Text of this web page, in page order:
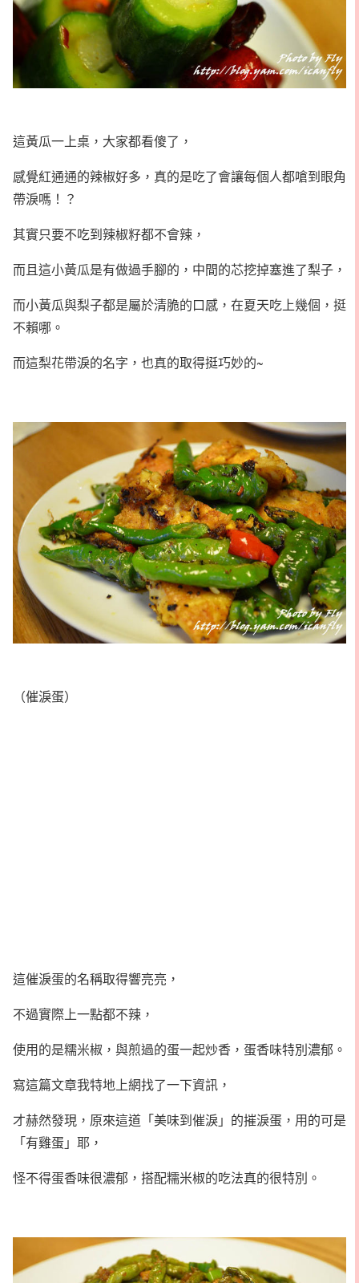
這黃瓜一上桌，大家都看傻了，
感覺紅通通的辣椒好多，真的是吃了會讓每個人都嗆到眼角
帶淚嗎！？
其實只要不吃到辣椒籽都不會辣，
而且這小黃瓜是有做過手腳的，中間的芯挖掉塞進了梨子，
而小黃瓜與梨子都是屬於清脆的口感，在夏天吃上幾個，挺
不賴哪。
而這梨花帶淚的名字，也真的取得挺巧妙的~
（催淚蛋）
這催淚蛋的名稱取得響亮亮，
不過實際上一點都不辣，
使用的是糯米椒，與煎過的蛋一起炒香，蛋香味特別濃郁。
寫這篇文章我特地上網找了一下資訊，
才赫然發現，原來這道「美味到催淚」的摧淚蛋，用的可是
「有雞蛋」耶，
怪不得蛋香味很濃郁，搭配糯米椒的吃法真的很特別。